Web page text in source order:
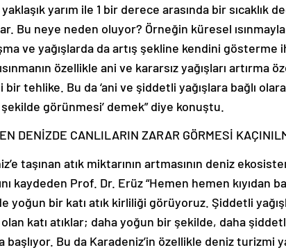
yaklaşık yarım ile 1 bir derece arasında bir sıcaklık
Bu neye neden oluyor? Örneğin küresel ısınmayla
ve yağışlarda da artış şekline kendini
özellikle ani ve kararsız yağışları artırma
bir tehlike. Bu da ‘ani ve şiddetli yağışlara bağlı
şekilde görünmesi’ demek” diye konuştu.
DENİZDE CANLILARIN ZARAR GÖRMESİ
taşınan atık miktarının artmasının deniz
kaydeden Prof. Dr. Erüz “Hemen hemen kıyıdan
yoğun bir katı atık kirliliği görüyoruz. Şiddetli
katı atıklar; daha yoğun bir şekilde, daha
başlıyor. Bu da Karadeniz’in özellikle deniz turizmi